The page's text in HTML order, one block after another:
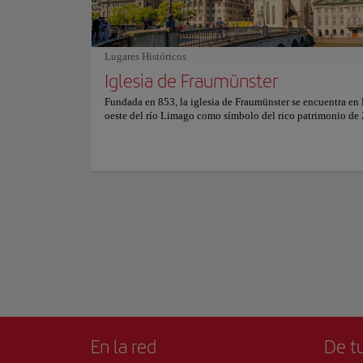
lo convierte en una visita obligada para quienes buscan
cocina local en un entorno inolvidable. Para más
reservas y precios, consulte su sitio web oficial.
Lugares Históricos
Iglesia de Fraumünster
Fundada en 853, la iglesia de Fraumünster se encuentra
oeste del río Limago como símbolo del rico patrimonio de
local. Sus aguas
pintoresco que
Caminar a lo
impresionantes
un espectáculo
Para una
En la red De